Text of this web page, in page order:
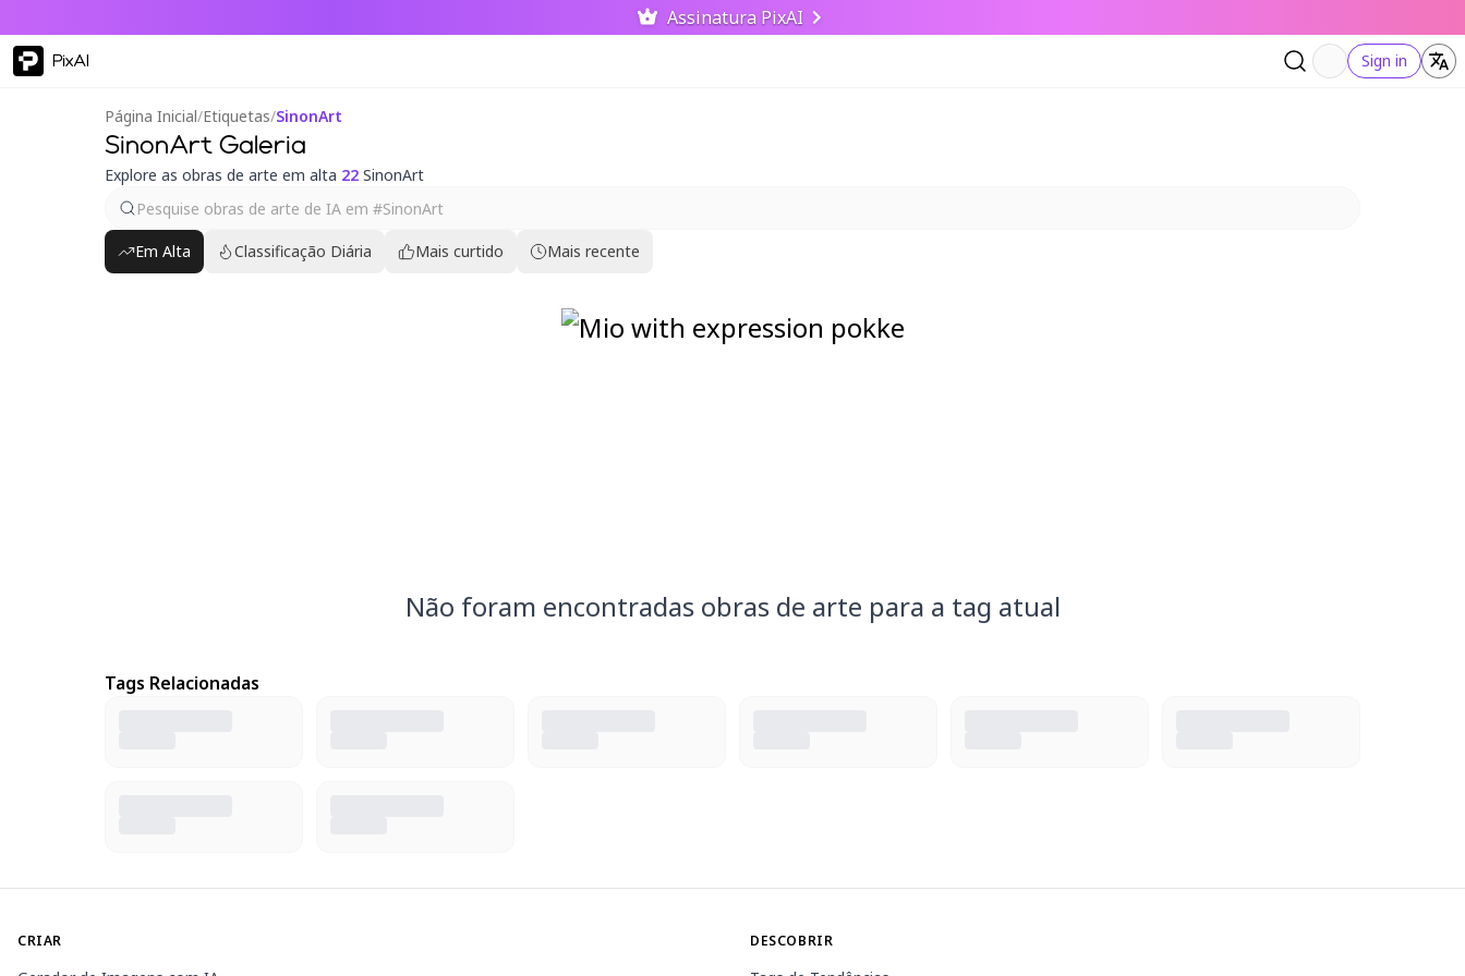
Assinatura PixAI
PixAI Sign in
Página Inicial/Etiquetas/SinonArt
SinonArt Galeria
Explore as obras de arte em alta 22 SinonArt
Em Alta Classificação Diária Mais curtido Mais recente
Não foram encontradas obras de arte para a tag atual
Tags Relacionadas
CRIAR DESCOBRIR